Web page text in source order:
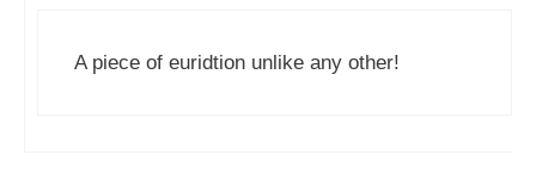
A piece of euridtion unlike any other!